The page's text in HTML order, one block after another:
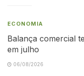
ECONOMIA
Balança comercial
em julho
06/08/2026